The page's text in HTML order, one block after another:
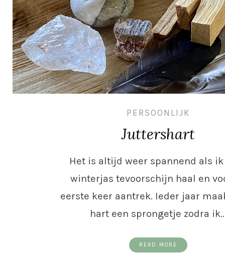
PERSOONLIJK
Juttershart
Het is altijd weer spannend als
winterjas tevoorschijn haal en
eerste keer aantrek. Ieder jaar
hart een sprongetje zodra
READ MORE